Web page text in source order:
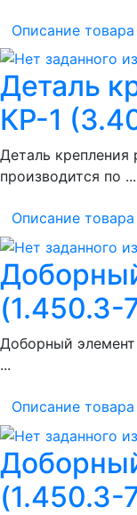
Описание товара
Деталь
КР-1
Деталь крепления
производится по ...
Описание товара
(1.450.3-
Доборный
...
Описание товара
(1.450.3-